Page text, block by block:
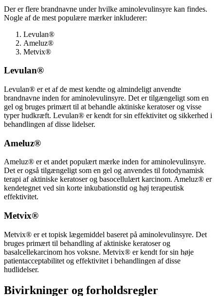
Der er flere brandnavne under hvilke aminolevulinsyre kan findes.
Nogle af de mest populære mærker inkluderer:
Levulan®
Ameluz®
Metvix®
Levulan®
Levulan® er et af de mest kendte og almindeligt anvendte
brandnavne inden for aminolevulinsyre. Det er tilgængeligt som en
gel og bruges primært til at behandle aktiniske keratoser og visse
typer hudkræft. Levulan® er kendt for sin effektivitet og sikkerhed i
behandlingen af disse lidelser.
Ameluz®
Ameluz® er et andet populært mærke inden for aminolevulinsyre.
Det er også tilgængeligt som en gel og anvendes til fotodynamisk
terapi af aktiniske keratoser og basocellulært karcinom. Ameluz® er
kendetegnet ved sin korte inkubationstid og høj terapeutisk
effektivitet.
Metvix®
Metvix® er et topisk lægemiddel baseret på aminolevulinsyre. Det
bruges primært til behandling af aktiniske keratoser og
basalcellekarcinom hos voksne. Metvix® er kendt for sin høje
patientacceptabilitet og effektivitet i behandlingen af disse
hudlidelser.
Bivirkninger og forholdsregler